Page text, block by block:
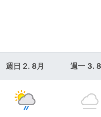
週日 2. 8月 週一 3.